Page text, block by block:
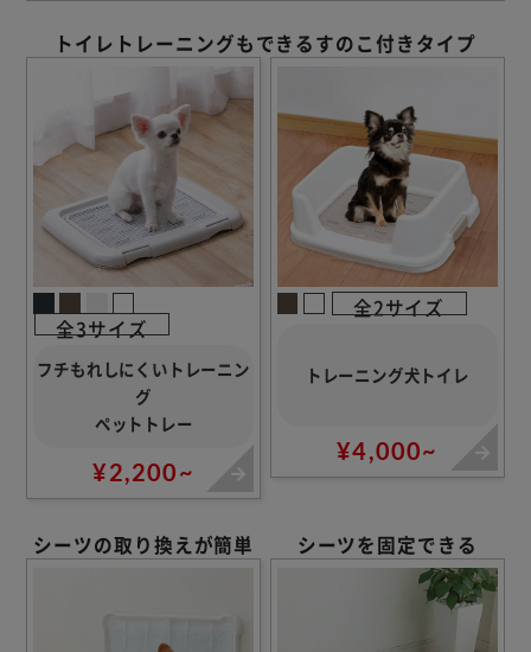
トイレトレーニングもできるすのこ付きタイプ
全3サイズ
フチもれしにくいトレーニン
グ
ペットトレー
¥2,200~
全2サイズ
トレーニング犬トイレ
¥4,000~
シーツの取り換えが簡単 シーツを固定できる